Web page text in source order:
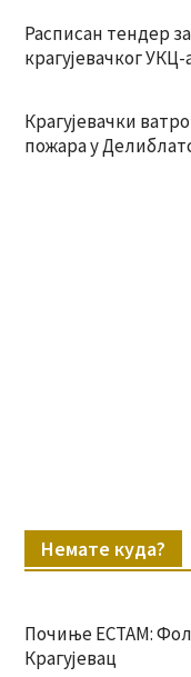
Расписан тендер
крагујевачког УКЦ-
Крагујевачки
пожара у
Немате куда?
Почиње ЕСТАМ:
Крагујевац